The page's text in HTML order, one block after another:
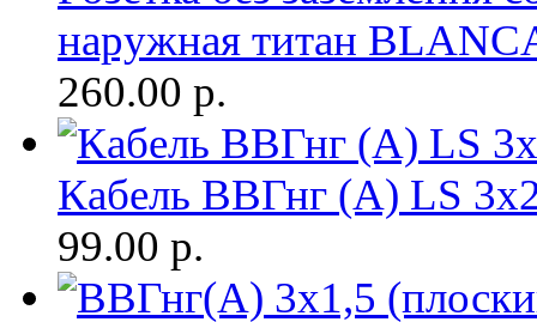
наружная титан
260.00 р.
Кабель ВВГнг (A) LS
99.00 р.